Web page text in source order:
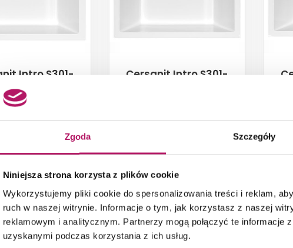
Zgoda Szczegóły
Niniejsza strona korzysta z plików cookie
Wykorzystujemy pliki cookie do spersonalizowania treści i reklam,
ruch w naszej witrynie. Informacje o tym, jak korzystasz z naszej
reklamowym i analitycznym. Partnerzy mogą połączyć te informacje
uzyskanymi podczas korzystania z ich usług.
Intro S301-
065
140x75
PRODUKT
na zamówienie
Cersanit Intro S301-
Dostępność: na zamówienie